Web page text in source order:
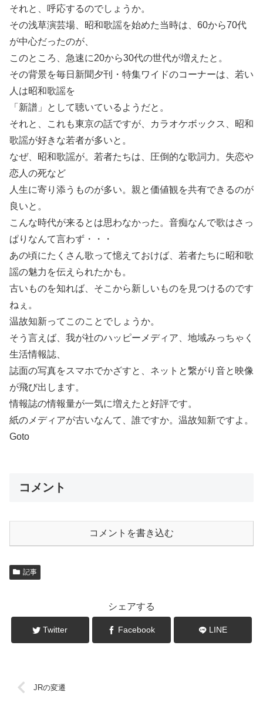
それと、呼応するのでしょうか。
その浅草演芸場、昭和歌謡を始めた当時は、60から70代
が中心だったのが、
このところ、急速に20から30代の世代が増えたと。
その背景を毎日新聞夕刊・特集ワイドのコーナーは、若い
人は昭和歌謡を
「新譜」として聴いているようだと。
それと、これも東京の話ですが、カラオケボックス、昭和
歌謡が好きな若者が多いと。
なぜ、昭和歌謡が。若者たちは、圧倒的な歌詞力。失恋や
恋人の死など
人生に寄り添うものが多い。親と価値観を共有できるのが
良いと。
こんな時代が来るとは思わなかった。音痴なんで歌はさっ
ぱりなんて言わず・・・
あの頃にたくさん歌って憶えておけば、若者たちに昭和歌
謡の魅力を伝えられたかも。
古いものを知れば、そこから新しいものを見つけるのです
ねぇ。
温故知新ってこのことでしょうか。
そう言えば、我が社のハッピーメディア、地域みっちゃく
生活情報誌、
誌面の写真をスマホでかざすと、ネットと繋がり音と映像
が飛び出します。
情報誌の情報量が一気に増えたと好評です。
紙のメディアが古いなんて、誰ですか。温故知新ですよ。
Goto
コメント
コメントを書き込む
記事
シェアする
Twitter Facebook LINE
JRの変遷